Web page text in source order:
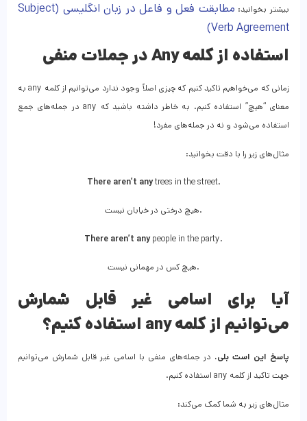
بیشتر بخوانید:
مطابقت فعل و فاعل در زبان انگلیسی (Subject
Verb Agreement)
استفاده از کلمه Any در جملات منفی
زمانی که می‌خواهیم تاکید کنیم که چیزی اصلاً وجود ندارد می‌توانیم از کلمه any به
معنای “هیچ” استفاده کنیم. به خاطر داشته باشید که any در جمله‌های جمع
استفاده می‌شود و نه در جمله‌های مفرد!
مثال‌های زیر را با دقت بخوانید:
There aren’t anytrees in the street.
.هیچ درختی در خیابان نیست
There aren’t anypeople in the party.
.هیچ کس در مهمانی نیست
آیا برای اسامی غیر قابل شمارش
می‌توانیم از کلمهany استفاده کنیم؟
پاسخ این است بلی. در جمله‌های منفی با اسامی غیر قابل شمارش می‌توانیم
جهت تاکید از کلمه any استفاده کنیم.
مثال‌های زیر به شما کمک می‌کند: